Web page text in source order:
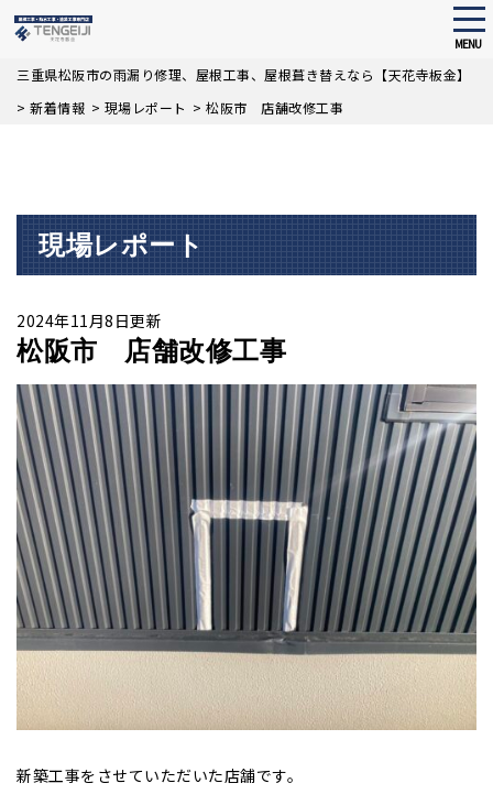
Skip
main
MENU
三重県松阪市の雨漏り修理、屋根工事、屋根葺き替えなら【天花寺板金】
> 新着情報 > 現場レポート > 松阪市 店舗改修工事
現場レポート
2024年11月8日更新
松阪市 店舗改修工事
新築工事をさせていただいた店舗です。